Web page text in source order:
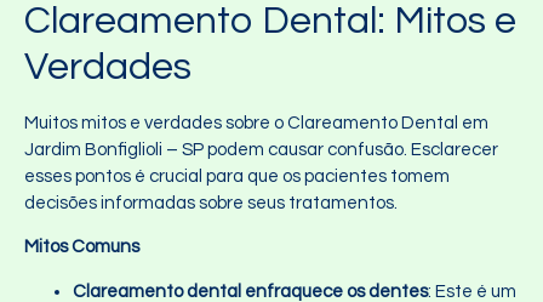
Clareamento Dental: Mitos e
Verdades
Muitos mitos e verdades sobre o Clareamento Dental em
Jardim Bonfiglioli – SP podem causar confusão. Esclarecer
esses pontos é crucial para que os pacientes tomem
decisões informadas sobre seus tratamentos.
Mitos Comuns
Clareamento dental enfraquece os dentes: Este é um